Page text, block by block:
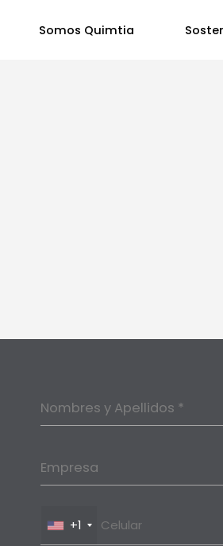
Somos Quimtia
Nombres y Apellidos *
Empresa
+1